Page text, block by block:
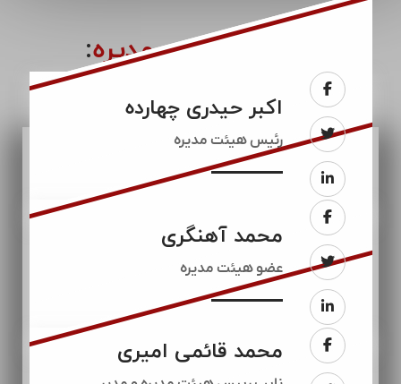
هیئت مدیره: